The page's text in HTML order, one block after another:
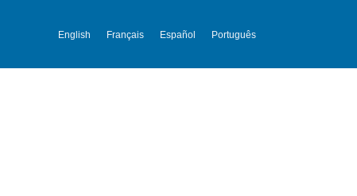
English Français Español Português